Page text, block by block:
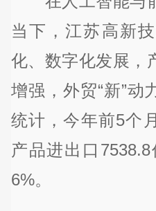
当下，江苏高新
化、数字化发展，
增强，外贸“新”动
统计，今年前5个
产品进出口
6%。